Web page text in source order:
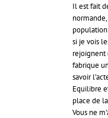
Il est fait
si je vois
rejoignent
fabrique
savoir
Equilibre
place de
Vous ne